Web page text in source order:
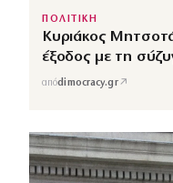
ΠΟΛΙΤΙΚΗ
Κυριάκος
έξοδος με τη
απόdimocracy.gr↗